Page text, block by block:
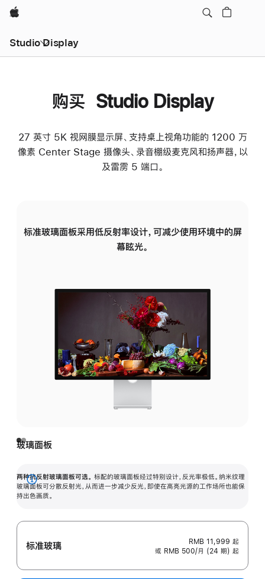
Apple
Studio Display
购买 Studio Display
27 英寸 5K 视网膜显示屏、支持桌上视角功能的 1200 万
像素 Center Stage 摄像头、录音棚级麦克风和扬声器，以
及雷雳 5 端口。
标准玻璃面板采用低反射率设计，可减少使用环境中的屏
幕眩光。
玻璃面板
两种抗反射玻璃面板可选。 标配的玻璃面板经过特别设计，反光率极低。纳米纹理
玻璃面板可分散反射光，从而进一步减少反光，即使在高亮光源的工作场所也能保
持出色画质。
展
开
标准玻璃 RMB 11,999 起
或 RMB 500/月 (24 期) 起